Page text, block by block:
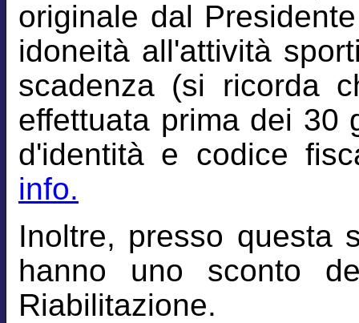
originale dal
idoneità all'attività
scadenza (si ricorda
effettuata prima dei 30
d'identità e codice
info.
Inoltre, presso questa
hanno uno sconto
Riabilitazione.